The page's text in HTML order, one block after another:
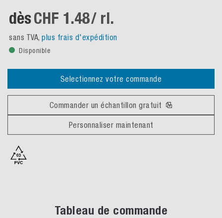
dèsCHF 1.48/ rl.
sans TVA, plus frais d'expédition
Disponible
Selectionnez votre commande
Commander un échantillon gratuit
Personnaliser maintenant
Tableau de commande